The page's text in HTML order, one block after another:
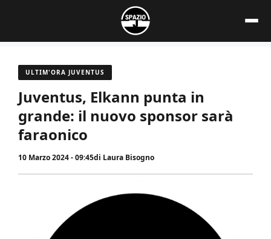
contenuto
ULTIM'ORA JUVENTUS
Juventus, Elkann punta in
grande: il nuovo sponsor sarà
faraonico
10 Marzo 2024 - 09:45di Laura Bisogno